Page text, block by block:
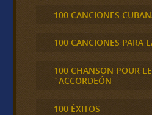
100 CANCIONES
100 CANCIONES PARA
100 CHANSON POUR
´ACCORDEÓN
100 ÉXITOS